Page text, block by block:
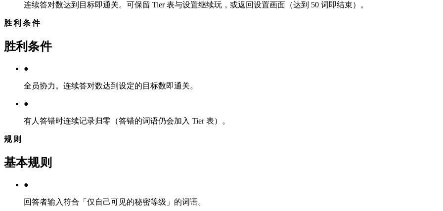
连续答对数达到目标即通关。可保留 Tier 表与设置继续玩，或返回设置画面（达到 50 词即结束）。
胜利条件
胜利条件
●
全员协力。连续答对数达到设定的目标数即通关。
●
有人答错时连续记录归零（答错的词语仍会加入 Tier 表）。
规则
基本规则
●
回答者输入符合「仅自己可见的秘密等级」的词语。